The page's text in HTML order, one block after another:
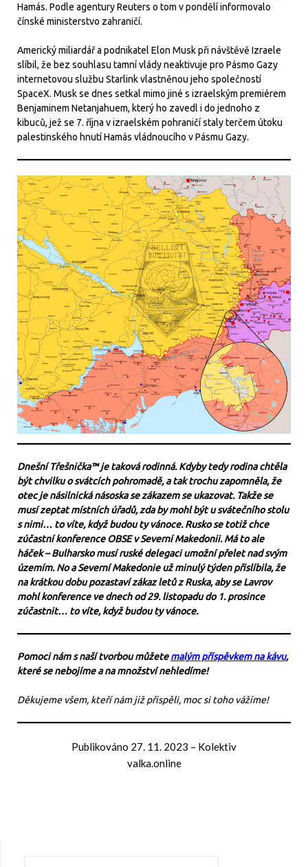
Hamás. Podle agentury Reuters o tom v pondělí informovalo
čínské ministerstvo zahraničí.
Americký miliardář a podnikatel Elon Musk při návštěvě Izraele
slíbil, že bez souhlasu tamní vlády neaktivuje pro Pásmo Gazy
internetovou službu Starlink vlastněnou jeho společností
SpaceX. Musk se dnes setkal mimo jiné s izraelským premiérem
Benjaminem Netanjahuem, který ho zavedl i do jednoho z
kibuců, jež se 7. října v izraelském pohraničí staly terčem útoku
palestinského hnutí Hamás vládnoucího v Pásmu Gazy.
Dnešní Třešnička™ je taková rodinná. Kdyby tedy rodina chtěla
být chvilku o svátcích pohromadě, a tak trochu zapomněla, že
otec je násilnická násoska se zákazem se ukazovat. Takže se
musí zeptat místních úřadů, zda by mohl být u svátečního stolu
s nimi… to víte, když budou ty vánoce. Rusko se totiž chce
zúčastní konference OBSE v Severní Makedonii. Má to ale
háček – Bulharsko musí ruské delegaci umožní přelet nad svým
územím. No a Severní Makedonie už minulý týden přislíbila, že
na krátkou dobu pozastaví zákaz letů z Ruska, aby se Lavrov
mohl konference ve dnech od 29. listopadu do 1. prosince
zúčastnit… to víte, když budou ty vánoce.
Pomoci nám s naší tvorbou můžetemalým příspěvkem na kávu,
které se nebojíme a na množství nehledíme!
Děkujeme všem, kteří nám již přispěli, moc si toho vážíme!
Publikováno 27. 11. 2023 – Kolektiv
valka.online